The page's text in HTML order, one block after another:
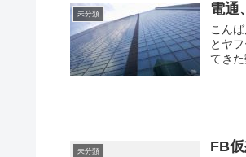
未分類 電通
こん
とヤ
てき
未分類 FB